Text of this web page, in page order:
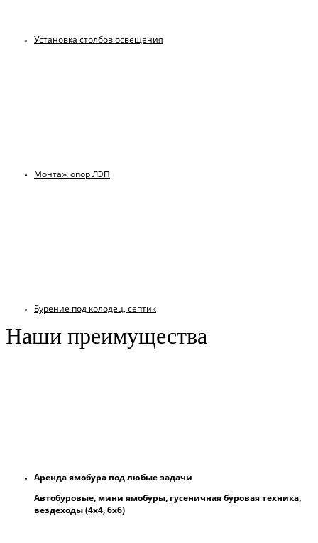
Установка столбов освещения
Монтаж опор ЛЭП
Бурение под колодец, септик
Наши преимущества
Аренда ямобура под любые задачи
Автобуровые, мини ямобуры, гусеничная буровая техника,
вездеходы (4х4, 6х6)